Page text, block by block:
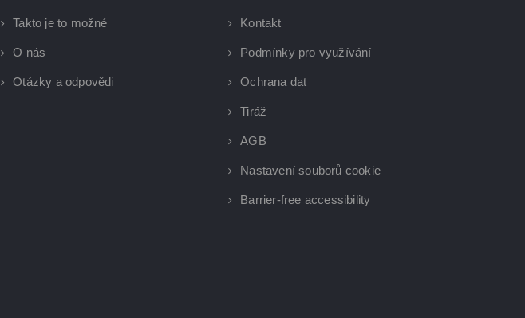
Takto je to možné
O nás
Otázky a odpovědi
Kontakt
Podmínky pro využívání
Ochrana dat
Tiráž
AGB
Nastavení souborů cookie
Barrier-free accessibility